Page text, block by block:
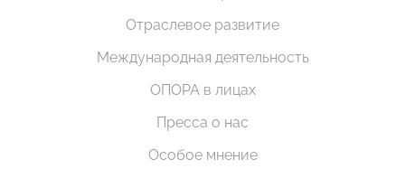
Отраслевое развитие
Международная деятельность
ОПОРА в лицах
Пресса о нас
Особое мнение